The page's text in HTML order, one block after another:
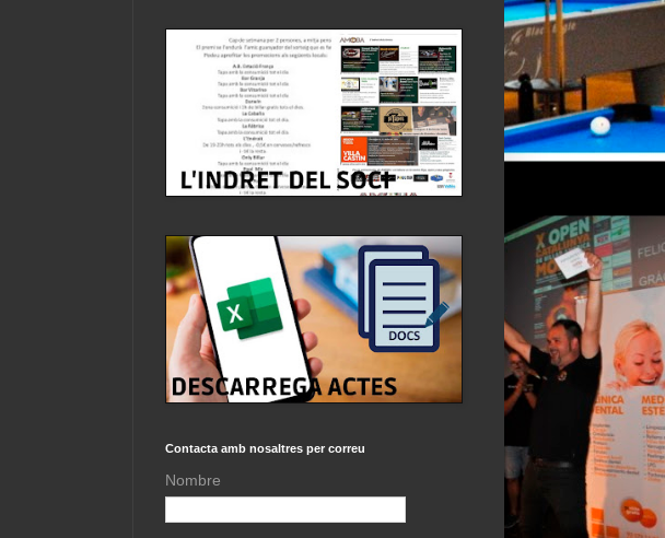
Contacta amb nosaltres per correu
Nombre